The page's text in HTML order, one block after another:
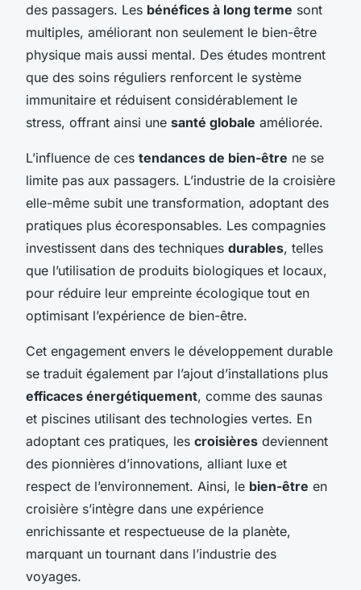
des passagers. Les bénéfices à long terme sont
multiples, améliorant non seulement le bien-être
physique mais aussi mental. Des études montrent
que des soins réguliers renforcent le système
immunitaire et réduisent considérablement le
stress, offrant ainsi une santé globale améliorée.
L’influence de ces tendances de bien-être ne se
limite pas aux passagers. L’industrie de la croisière
elle-même subit une transformation, adoptant des
pratiques plus écoresponsables. Les compagnies
investissent dans des techniques durables, telles
que l’utilisation de produits biologiques et locaux,
pour réduire leur empreinte écologique tout en
optimisant l’expérience de bien-être.
Cet engagement envers le développement durable
se traduit également par l’ajout d’installations plus
efficaces énergétiquement, comme des saunas
et piscines utilisant des technologies vertes. En
adoptant ces pratiques, les croisières deviennent
des pionnières d’innovations, alliant luxe et
respect de l’environnement. Ainsi, le bien-être en
croisière s’intègre dans une expérience
enrichissante et respectueuse de la planète,
marquant un tournant dans l’industrie des
voyages.